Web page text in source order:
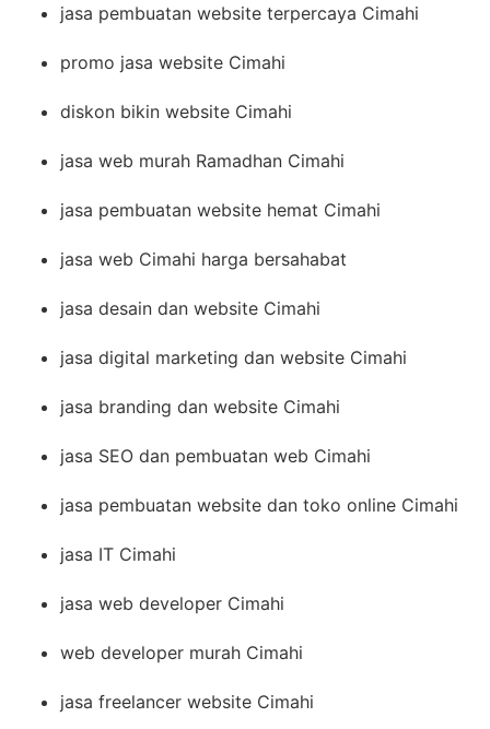
jasa pembuatan website terpercaya Cimahi
promo jasa website Cimahi
diskon bikin website Cimahi
jasa web murah Ramadhan Cimahi
jasa pembuatan website hemat Cimahi
jasa web Cimahi harga bersahabat
jasa desain dan website Cimahi
jasa digital marketing dan website Cimahi
jasa branding dan website Cimahi
jasa SEO dan pembuatan web Cimahi
jasa pembuatan website dan toko online Cimahi
jasa IT Cimahi
jasa web developer Cimahi
web developer murah Cimahi
jasa freelancer website Cimahi